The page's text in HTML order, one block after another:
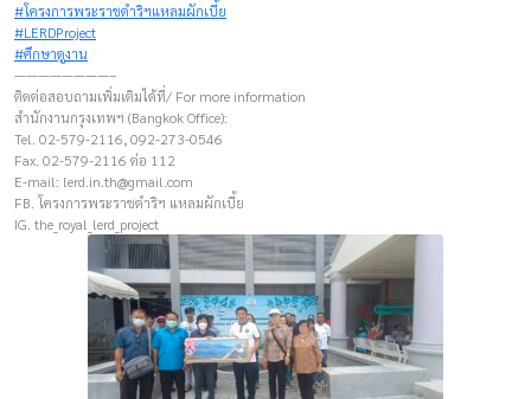
#โครงการพระราชดำริฯแหลมผักเบี้ย
#LERDProject
#ศึกษาดูงาน
————————–
ติดต่อสอบถามเพิ่มเติมได้ที่/ For more information
สำนักงานกรุงเทพฯ (Bangkok Office):
Tel. 02-579-2116, 092-273-0546
Fax. 02-579-2116 ต่อ 112
E-mail: lerd.in.th@gmail.com
FB. โครงการพระราชดำริฯ แหลมผักเบี้ย
IG. the_royal_lerd_project